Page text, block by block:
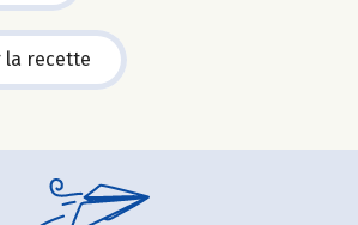
la recette